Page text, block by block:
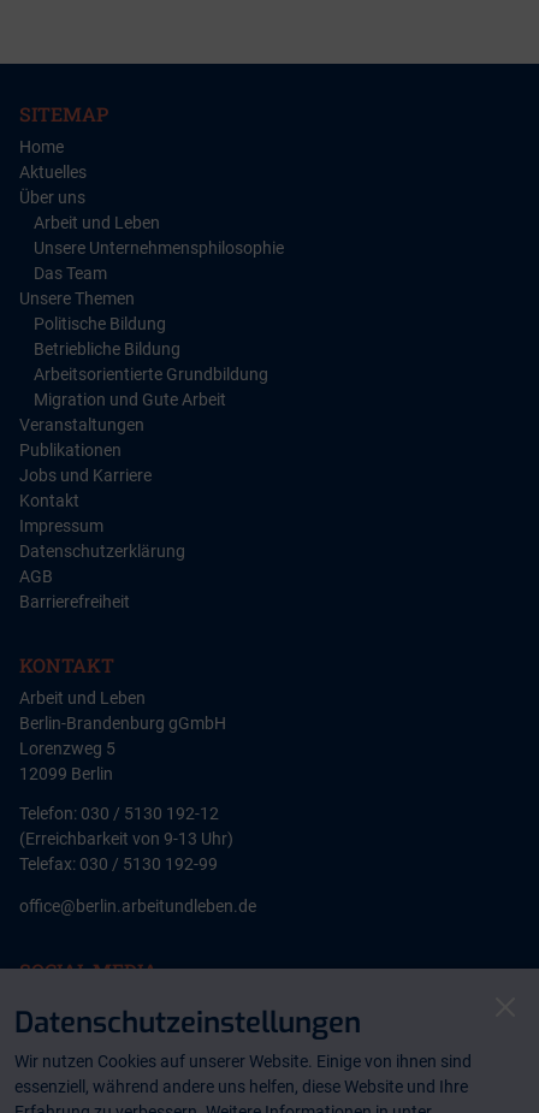
Datenschutzeinstellungen
Wir nutzen Cookies auf unserer Website. Einige von ihnen sind
essenziell, während andere uns helfen, diese Website und Ihre
SITEMAP
Home
Aktuelles
Über uns
Arbeit und Leben
Unsere Unternehmensphilosophie
Das Team
Unsere Themen
Politische Bildung
Betriebliche Bildung
Arbeitsorientierte Grundbildung
Migration und Gute Arbeit
Veranstaltungen
Publikationen
Jobs und Karriere
Kontakt
Impressum
Datenschutzerklärung
AGB
Barrierefreiheit
KONTAKT
Arbeit und Leben
Berlin-Brandenburg gGmbH
Lorenzweg 5
12099 Berlin
Telefon: 030 / 5130 192-12
(Erreichbarkeit von 9-13 Uhr)
Telefax: 030 / 5130 192-99
office@berlin.arbeitundleben.de
SOCIAL MEDIA
facebook
instagraminstagram
NEWSLETTER